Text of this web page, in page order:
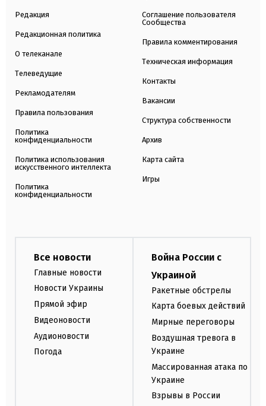
Редакция
Редакционная политика
О телеканале
Телеведущие
Рекламодателям
Правила пользования
Политика
конфиденциальности
Политика использования
искусственного интеллекта
Политика
конфиденциальности
Соглашение пользователя
Сообщества
Правила комментирования
Техническая информация
Контакты
Вакансии
Структура собственности
Архив
Карта сайта
Игры
Все новости
Главные новости
Новости Украины
Прямой эфир
Видеоновости
Аудионовости
Погода
Война России с
Украиной
Ракетные обстрелы
Карта боевых действий
Мирные переговоры
Воздушная тревога в
Украине
Массированная атака по
Украине
Взрывы в России